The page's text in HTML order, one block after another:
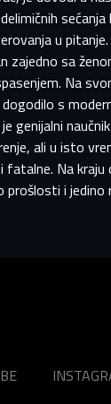
broj.
i Politiku
sećanja
u
zajedno sa
Na
s
genijalni
ali u isto
fatalne. Na kraju
i jedino